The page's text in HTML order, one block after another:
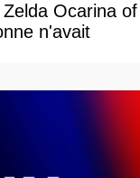
Ocarina of
n'avait